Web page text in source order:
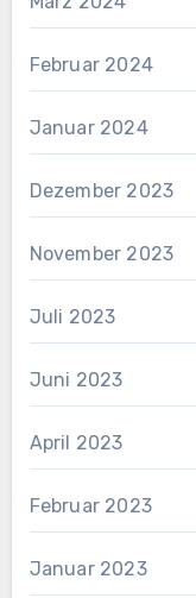
Februar 2024
Januar 2024
Dezember 2023
November 2023
Juli 2023
Juni 2023
April 2023
Februar 2023
Januar 2023